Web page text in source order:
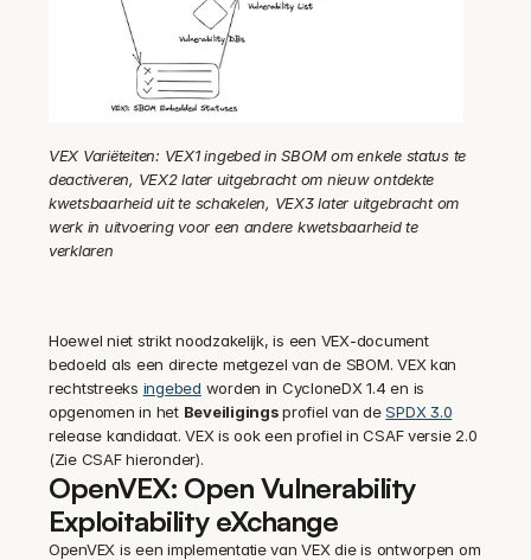
VEX Variëteiten: VEX1 ingebed in SBOM om enkele status te
deactiveren, VEX2 later uitgebracht om nieuw ontdekte
kwetsbaarheid uit te schakelen, VEX3 later uitgebracht om
werk in uitvoering voor een andere kwetsbaarheid te
verklaren
Hoewel niet strikt noodzakelijk, is een VEX-document
bedoeld als een directe metgezel van de SBOM. VEX kan
rechtstreeks ingebed worden in CycloneDX 1.4 en is
opgenomen in het Beveiligings profiel van de SPDX 3.0
release kandidaat. VEX is ook een profiel in CSAF versie 2.0
(Zie CSAF hieronder).
OpenVEX: Open Vulnerability
Exploitability eXchange
OpenVEX is een implementatie van VEX die is ontworpen om